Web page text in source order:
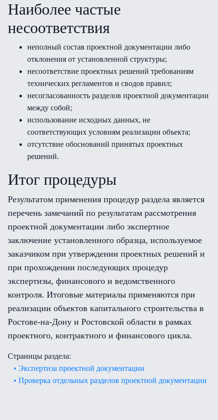
Наиболее частые
несоответствия
неполный состав проектной документации либо
отклонения от установленной структуры;
несоответствие проектных решений требованиям
технических регламентов и сводов правил;
несогласованность разделов проектной документации
между собой;
использование исходных данных, не
соответствующих условиям реализации объекта;
отсутствие обоснований принятых проектных
решений.
Итог процедуры
Результатом применения процедур раздела является
перечень замечаний по результатам рассмотрения
проектной документации либо экспертное
заключение установленного образца, используемое
заказчиком при утверждении проектных решений и
при прохождении последующих процедур
экспертизы, финансового и ведомственного
контроля. Итоговые материалы применяются при
реализации объектов капитального строительства в
Ростове-на-Дону и Ростовской области в рамках
проектного, контрактного и финансового цикла.
Страницы раздела:
• Экспертиза проектной документации
• Проверка отдельных разделов проектной документации